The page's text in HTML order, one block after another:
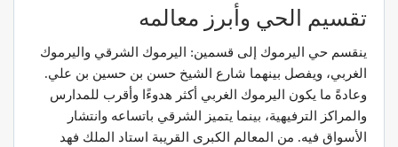
تقسيم الحي وأبرز معالمه
ينقسم حي اليرموك إلى قسمين: اليرموك الشرقي واليرموك
الغربي، ويفصل بينهما شارع الشيخ حسن بن حسين بن علي.
وعادةً ما يكون اليرموك الغربي أكثر هدوءًا وأقرب للمدارس
والمراكز الترفيهية، بينما يتميز الشرقي باتساعه وانتشار
الأسواق فيه. من المعالم الكبرى القريبة استاد الملك فهد